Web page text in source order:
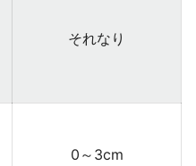
それなり
0～3cm